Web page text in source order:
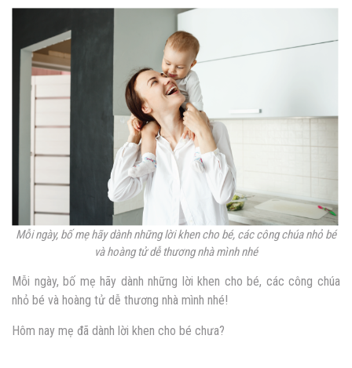
Mỗi ngày, bố mẹ hãy dành những lời khen cho bé, các công chúa nhỏ bé
và hoàng tử dễ thương nhà mình nhé
Mỗi ngày, bố mẹ hãy dành những lời khen cho bé, các công chúa
nhỏ bé và hoàng tử dễ thương nhà mình nhé!
Hôm nay mẹ đã dành lời khen cho bé chưa?